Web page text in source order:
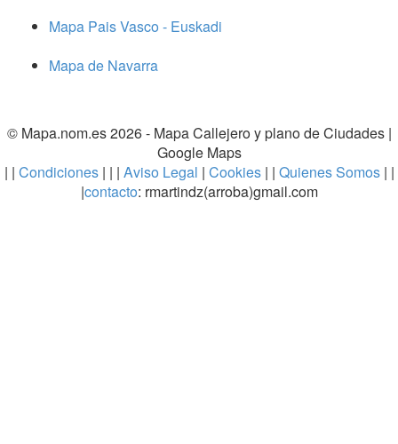
Mapa Pais Vasco - Euskadi
Mapa de Navarra
© Mapa.nom.es 2026 - Mapa Callejero y plano de Ciudades|
Google Maps
| | Condiciones| | | Aviso Legal | Cookies | | Quienes Somos | |
|contacto: rmartindz(arroba)gmail.com